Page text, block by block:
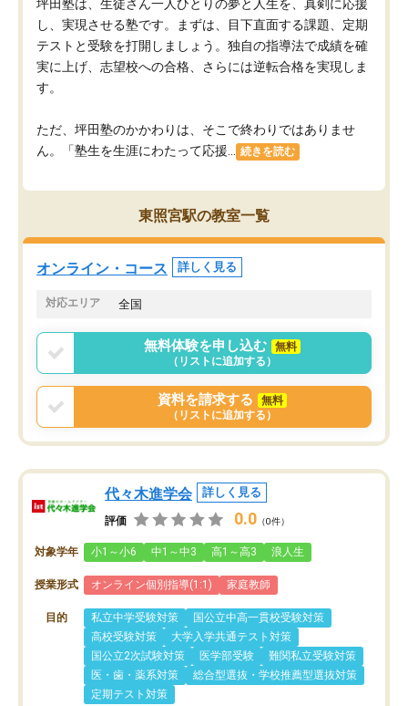
坪田塾は、生徒さん一人ひとりの夢と人生を、真剣に応援
し、実現させる塾です。まずは、目下直面する課題、定期
テストと受験を打開しましょう。独自の指導法で成績を確
実に上げ、志望校への合格、さらには逆転合格を実現しま
す。
ただ、坪田塾のかかわりは、そこで終わりではありませ
ん。「塾生を生涯にわたって応援...
続きを読む
東照宮駅の教室一覧
オンライン・コース 詳しく見る
対応エリア 全国
無料体験を申し込む
無料
（リストに追加する）
資料を請求する
無料
（リストに追加する）
代々木進学会 詳しく見る
評価 0.0 （0件）
対象学年 小1～小6 中1～中3 高1～高3 浪人生
授業形式 オンライン個別指導(1:1) 家庭教師
目的 私立中学受験対策
国公立中高一貫校受験対策
高校受験対策
大学入学共通テスト対策
国公立2次試験対策
医学部受験
難関私立受験対策
医・歯・薬系対策
総合型選抜・学校推薦型選抜対策
定期テスト対策